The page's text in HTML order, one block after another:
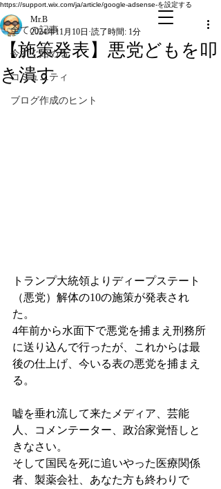
https://support.wix.com/ja/article/google-adsense-を設定する
全ての記事
今すぐ始める
コミュニティ
ブログ作成のヒント
【施策発表】悪党どもを叩
き潰す
Mr.B
2024年11月10日 読了時間: 1分
トランプ大統領よりディープステート
（悪党）解体の10の施策が発表され
た。
4年前から水面下で悪党を捕まえ刑務所
に送り込んで行ったが、これからは最
後の仕上げ、今いる表の悪党を捕まえ
る。
嘘を垂れ流して来たメディア、芸能
人、コメンテーター、政治家覚悟しと
きなさい。
そして国民を死に追いやった医療関係
者、製薬会社、あなた方も終わりで